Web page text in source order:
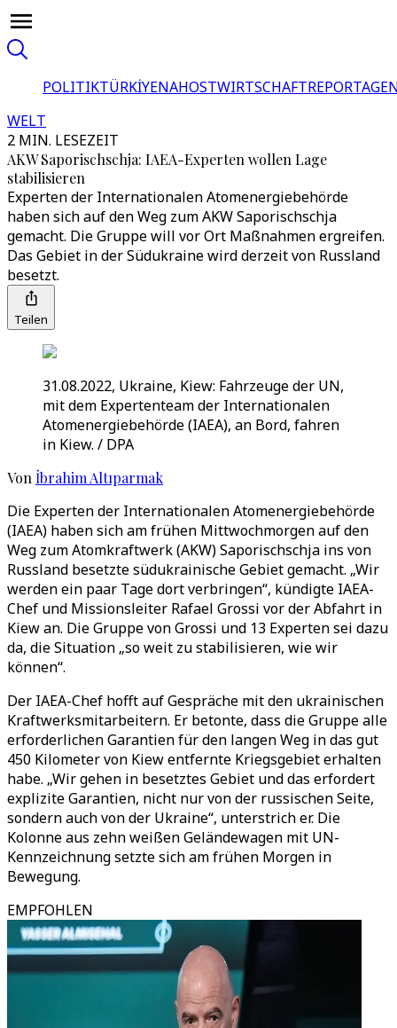
POLITIKTÜRKİYENAHOSTWIRTSCHAFT
WELT
2 MIN. LESEZEIT
AKW Saporischschja: IAEA-Experten wollen Lage
stabilisieren
Experten der Internationalen Atomenergiebehörde
haben sich auf den Weg zum AKW Saporischschja
gemacht. Die Gruppe will vor Ort Maßnahmen ergreifen.
Das Gebiet in der Südukraine wird derzeit von Russland
besetzt.
Teilen
31.08.2022, Ukraine, Kiew: Fahrzeuge der UN,
mit dem Expertenteam der Internationalen
Atomenergiebehörde (IAEA), an Bord, fahren
in Kiew. / DPA
Von İbrahim Altıparmak
Die Experten der Internationalen Atomenergiebehörde
(IAEA) haben sich am frühen Mittwochmorgen auf den
Weg zum Atomkraftwerk (AKW) Saporischschja ins von
Russland besetzte südukrainische Gebiet gemacht. „Wir
werden ein paar Tage dort verbringen“, kündigte IAEA-
Chef und Missionsleiter Rafael Grossi vor der Abfahrt in
Kiew an. Die Gruppe von Grossi und 13 Experten sei dazu
da, die Situation „so weit zu stabilisieren, wie wir
können“.
Der IAEA-Chef hofft auf Gespräche mit den ukrainischen
Kraftwerksmitarbeitern. Er betonte, dass die Gruppe alle
erforderlichen Garantien für den langen Weg in das gut
450 Kilometer von Kiew entfernte Kriegsgebiet erhalten
habe. „Wir gehen in besetztes Gebiet und das erfordert
explizite Garantien, nicht nur von der russischen Seite,
sondern auch von der Ukraine“, unterstrich er. Die
Kolonne aus zehn weißen Geländewagen mit UN-
Kennzeichnung setzte sich am frühen Morgen in
Bewegung.
EMPFOHLEN